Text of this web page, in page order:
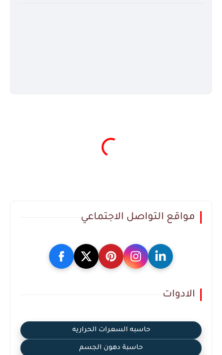
مواقع التواصل الاجتماعي
الادوات
حاسبه السعرات الحراريه
حاسبة دهون الجسم